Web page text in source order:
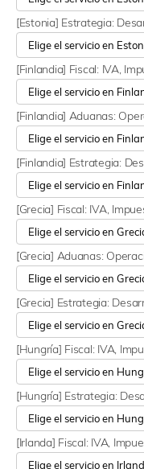
[Estonia] Estrategia:
[Finlandia] Fiscal: IVA,
[Finlandia] Aduanas:
[Finlandia] Estrategia:
[Grecia] Fiscal: IVA,
[Grecia] Aduanas:
[Grecia] Estrategia:
[Hungría] Fiscal: IVA,
[Hungría] Estrategia:
[Irlanda] Fiscal: IVA,